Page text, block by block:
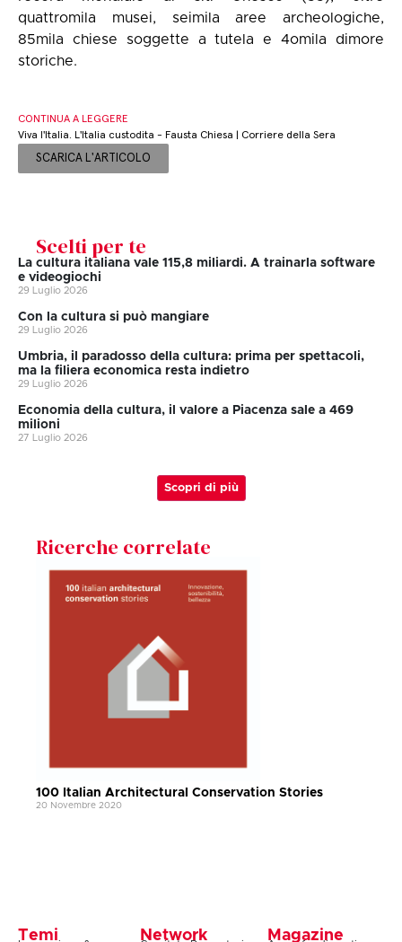
quattromila musei, seimila aree archeologiche,
85mila chiese soggette a tutela e 4omila dimore
storiche.
CONTINUA A LEGGERE
Viva l'Italia. L'Italia custodita - Fausta Chiesa | Corriere della Sera
SCARICA L'ARTICOLO
Scelti per te
La cultura italiana vale 115,8 miliardi. A trainarla software
e videogiochi
29 Luglio 2026
Con la cultura si può mangiare
29 Luglio 2026
Umbria, il paradosso della cultura: prima per spettacoli,
ma la filiera economica resta indietro
29 Luglio 2026
Economia della cultura, il valore a Piacenza sale a 469
milioni
27 Luglio 2026
Scopri di più
Ricerche correlate
100 Italian Architectural Conservation Stories
20 Novembre 2020
Temi Network Magazine